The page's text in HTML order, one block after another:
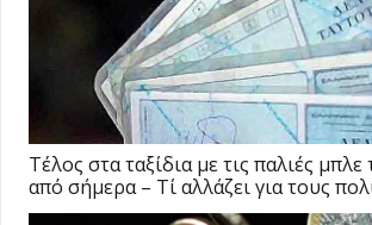
Τέλος στα ταξίδια με τις παλιές μπλε
από σήμερα – Τί αλλάζει για τους